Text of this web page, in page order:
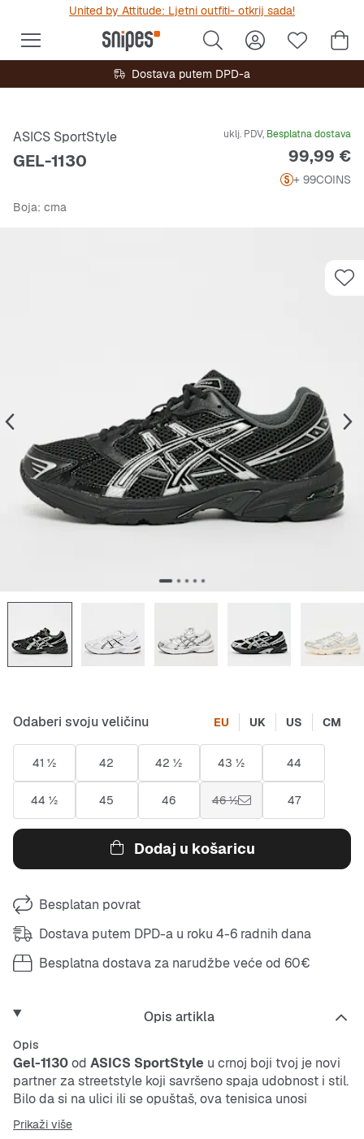
United by Attitude: Ljetni outfiti- otkrij sada!
Dostava putem DPD-a
ASICS SportStyle
GEL-1130
uklj. PDV, Besplatna dostava
Cijena
99,99 €
+ 99COINS
Boja: crna
Odaberi svoju veličinu EU UK US CM
41 ½ 42 42 ½ 43 ½ 44
44 ½ 45 46 46 ½ 47
Dodaj u košaricu
Besplatan povrat
Dostava putem DPD-a u roku 4-6 radnih dana
Besplatna dostava za narudžbe veće od 60€
Opis artikla
Opis
Gel-1130od ASICS SportStyle u crnoj boji tvoj je novi
partner za streetstyle koji savršeno spaja udobnost i stil.
Bilo da si na ulici ili se opuštaš, ova tenisica unosi
energiju u tvoj izgled i neće te iznevjeriti.
Prikaži više